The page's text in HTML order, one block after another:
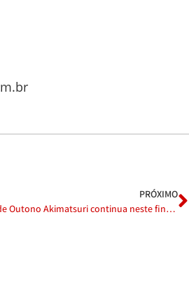
PRÓXIMO
31ª Festa de Outono Akimatsuri continua neste final de semana com muitas atrações